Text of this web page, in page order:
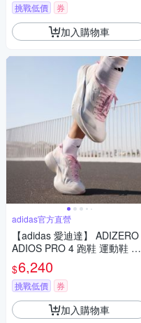
挑戰低價 券
加入購物車
adidas官方直營
【adidas 愛迪達】 ADIZERO
ADIOS PRO 4 跑鞋 運動鞋 慢
跑鞋 女鞋 JQ4446
$6,240
挑戰低價 券
加入購物車